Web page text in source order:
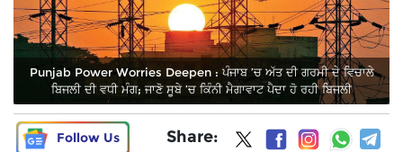
Punjab Power Worries Deepen : ਪੰਜਾਬ ’ਚ ਅੱਤ ਦੀ ਗਰਮੀ ਦੇ ਵਿਚਾਲੇ
ਬਿਜਲੀ ਦੀ ਵਧੀ ਮੰਗ; ਜਾਣੋ ਸੂਬੇ ’ਚ ਕਿੰਨੀ ਮੈਗਾਵਾਟ ਪੈਦਾ ਹੋ ਰਹੀ ਬਿਜਲੀ
Follow Us Share: